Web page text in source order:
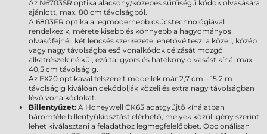
Az N6703SR optika alacsony/közepes sűrűségű kódok olvasására
ajánlott, max. 80 cm távolságból.
A 6803FR optika a legmodernebb csúcstechnológiával
rendelkezik, mérete kisebb és könnyebb a hagyományos
olvasófejnél, két lencsés szerkezete lehetővé teszi a közeli, közép
vagy nagy távolságba eső vonalkódok célzását mozgó
alkatrészek nélkül, ezáltal gyors és hatékony olvasást kínál max.
40,5 cm távolságig.
Az EX20 optikával felszerelt modellek már 2,7 cm – 15,2 m
távolságig kiválóan dekódolják közeli és extra nagy távolságban
lévő vonalkódokat.
Billentyűzet: A Honeywell CK65 adatgyűjtő kínálatban
háromféle billentyűkiosztást elérhető, melyek közül igény szerint
lehet kiválasztani a feladathoz legmegfelelőbbet. Opcionálisan